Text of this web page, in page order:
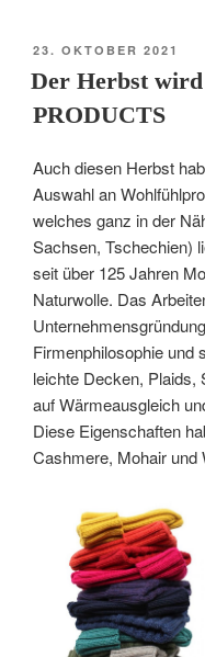
VERÖFFENTLICHT
23. OKTOBER 2021
Der Herbst
PRODUCTS
Auch diesen Herbst
Auswahl an
welches ganz in der
Sachsen, Tschechien)
seit über 125 Jahren
Naturwolle. Das
Firmenphilosophie und
leichte Decken, Plaids,
auf Wärmeausgleich
Diese Eigenschaften
Cashmere, Mohair und